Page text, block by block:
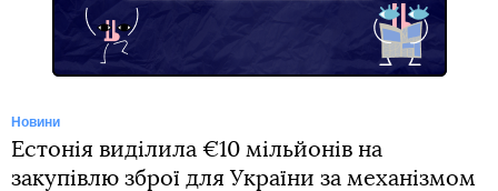
Новини
Естонія виділила €10 мільйонів на
закупівлю зброї для України за механізмом